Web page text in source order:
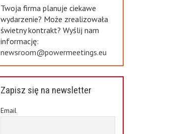
Twoja firma planuje ciekawe
wydarzenie? Może zrealizowała
świetny kontrakt? Wyślij nam
informację:
newsroom@powermeetings.eu
Zapisz się na newsletter
Email